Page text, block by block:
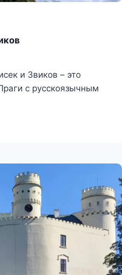
и Звиков – это
с русскоязычным